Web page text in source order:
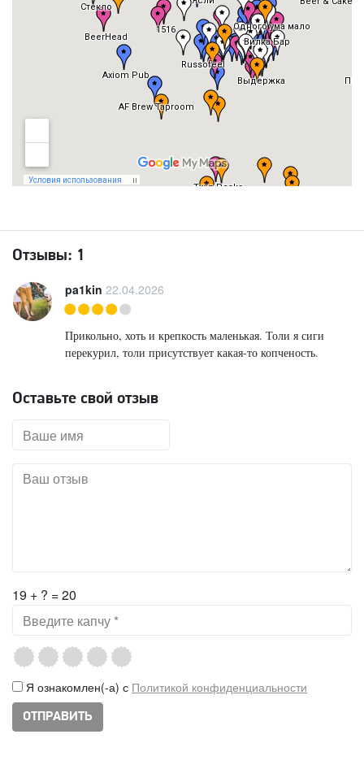
Отзывы: 1
pa1kin 22.04.2026
Прикольно, хоть и крепкость маленькая. Толи я сиги
перекурил, толи присутствует какая-то копченость.
Оставьте свой отзыв
19 + ? = 20
Я ознакомлен(-а) с Политикой конфиденциальности